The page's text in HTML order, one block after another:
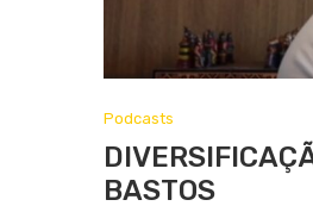
Podcasts
BASTOS